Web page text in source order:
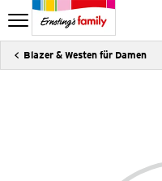
Blazer & Westen für Damen